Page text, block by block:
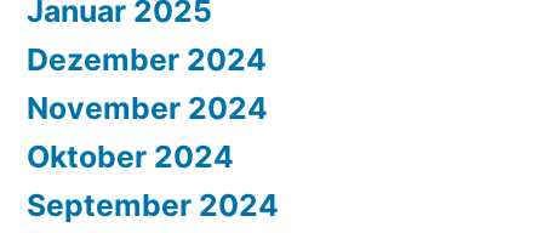
Januar 2025
Dezember 2024
November 2024
Oktober 2024
September 2024